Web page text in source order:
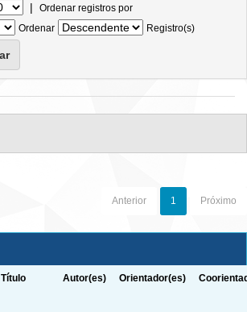
| Ordenar registros por
Ordenar
Registro(s)
Anterior 1 Próximo
Título Autor(es) Orientador(es)